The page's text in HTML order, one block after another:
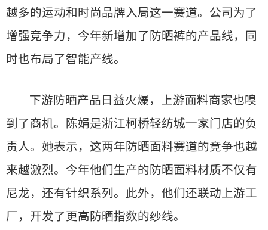
越多的运动和时尚品牌入局这一赛道。公司为了
增强竞争力，今年新增加了防晒裤的产品线，同
时也布局了智能产线。
下游防晒产品日益火爆，上游面料商家也嗅
到了商机。陈娟是浙江柯桥轻纺城一家门店的负
责人。她表示，这两年防晒面料赛道的竞争也越
来越激烈。今年他们生产的防晒面料材质不仅有
尼龙，还有针织系列。此外，他们还联动上游工
厂，开发了更高防晒指数的纱线。